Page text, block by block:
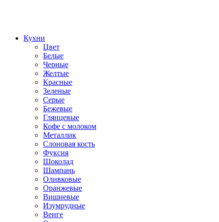
Кухни
Цвет
Белые
Черные
Желтые
Красные
Зеленые
Серые
Бежевые
Глянцевые
Кофе с молоком
Металлик
Слоновая кость
Фуксия
Шоколад
Шампань
Оливковые
Оранжевые
Вишневые
Изумрудные
Венге